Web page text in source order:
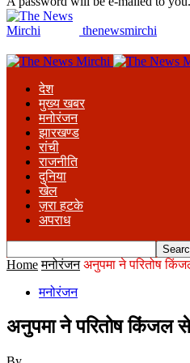
thenewsmirchi
देश
मुख्य खबर
मनोरंजन
झारखण्ड
रांची
राजनीति
दुनिया
खेल
ज़रा हटके
अपराध
Home मनोरंजन अनुपमा ने परितोष
मनोरंजन
अनुपमा ने परितोष किंजल से